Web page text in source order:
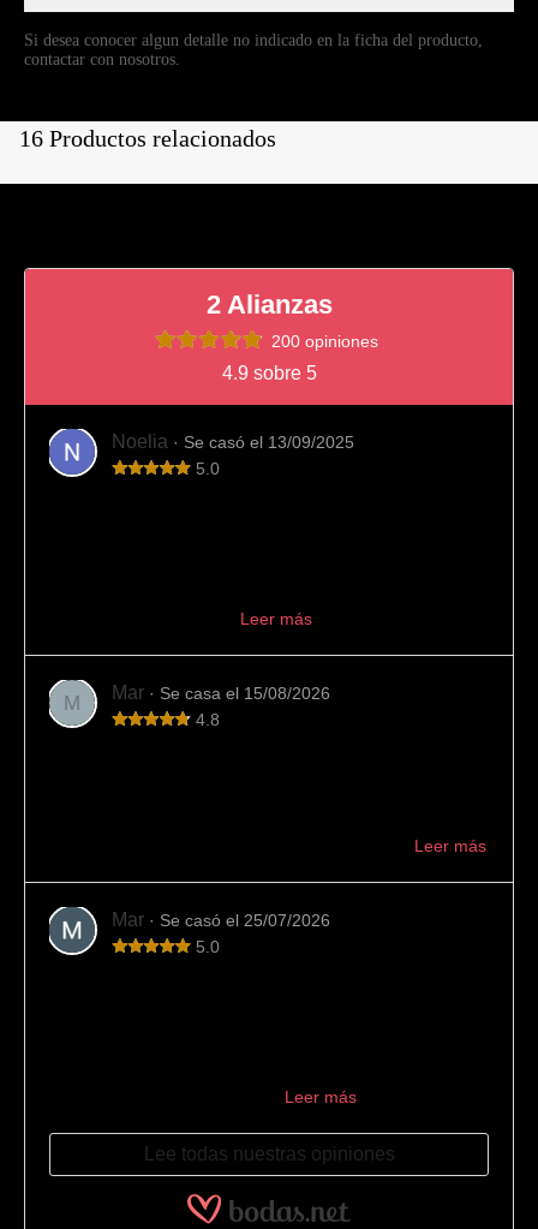
Si desea conocer algun detalle no indicado en la ficha del producto,
contactar con nosotros.
16 Productos relacionados
2 Alianzas
200 opiniones
4.9 sobre 5
Noelia · Se casó el 13/09/2025
5.0
Leer más
M Mar · Se casa el 15/08/2026
4.8
Leer más
Mar · Se casó el 25/07/2026
5.0
Leer más
Lee todas nuestras opiniones